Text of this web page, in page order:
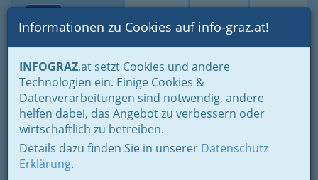
Suche Login Toggle
Informationen zu Cookies auf info-graz.at!
INFOGRAZ.at setzt Cookies und andere
Technologien ein. Einige Cookies &
Datenverarbeitungen sind notwendig, andere
helfen dabei, das Angebot zu verbessern oder
wirtschaftlich zu betreiben.
Details dazu finden Sie in unserer Datenschutz
Erklärung.
Home Branchen
Freie Berufe
Steuerberater, Wirtschaftstreuhänder und Bilanzbuchhalter
selbständige BilanzbuchhalterInnen nach dem BiBuG WKO
Brigitte Lepuschitz
Leuzenhofgasse 18, 8020 Graz
+43 316 582 562 - 0
+43 316 582 562 - 19